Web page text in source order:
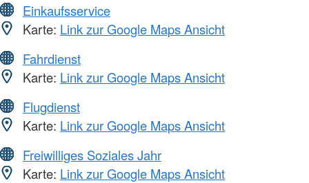
Einkaufsservice
Karte: Link zur Google Maps Ansicht
Fahrdienst
Karte: Link zur Google Maps Ansicht
Flugdienst
Karte: Link zur Google Maps Ansicht
Freiwilliges Soziales Jahr
Karte: Link zur Google Maps Ansicht